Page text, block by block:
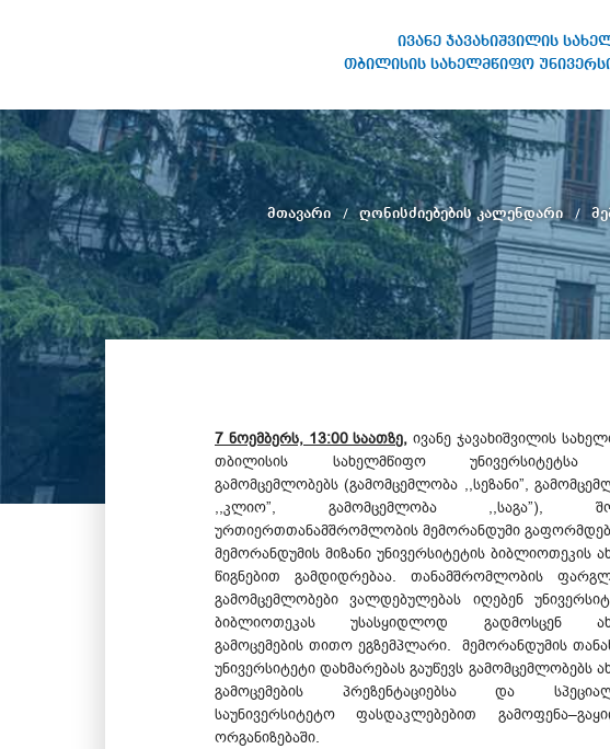
ივანე ჯავახიშვილის
თბილისის სახელმწიფო
სახელობის თბილისის
სახელმწიფო უნივერსიტეტი
მთავარი ღონისძიებების კალენდარი
7 ნოემბერს, 13:00 საათზე, ივანე ჯავახიშვილის
თბილისის სახელმწიფო
გამომცემლობებს (გამომცემლობა ,,სეზანი”,
,,კლიო”, გამომცემლობა ,,საგა”),
ურთიერთთანამშრომლობის მემორანდუმი
მემორანდუმის მიზანი უნივერსიტეტის ბიბლიოთეკის
წიგნებით გამდიდრებაა. თანამშრომლობის
გამომცემლობები ვალდებულებას იღებენ
ბიბლიოთეკას უსასყიდლოდ გადმოსცენ
გამოცემების თითო ეგზემპლარი. მემორანდუმის
უნივერსიტეტი დახმარებას გაუწევს გამომცემლობებს
გამოცემების პრეზენტაციებსა და
საუნივერსიტეტო ფასდაკლებებით
ორგანიზებაში.